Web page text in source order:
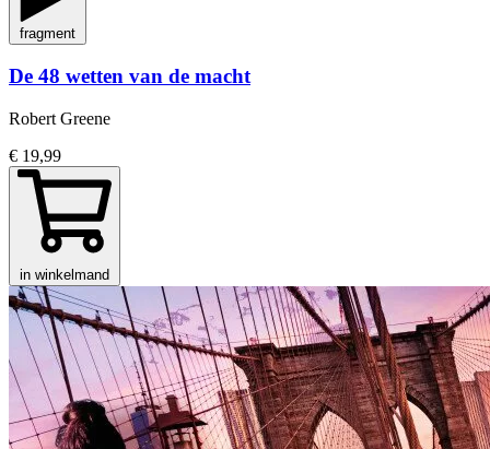
fragment
De 48 wetten van de macht
Robert Greene
€ 19,99
in winkelmand